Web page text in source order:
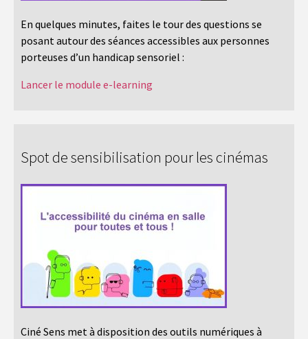
En quelques minutes, faites le tour des questions se
posant autour des séances accessibles aux personnes
porteuses d’un handicap sensoriel :
Lancer le module e-learning
Spot de sensibilisation pour les cinémas
Ciné Sens met à disposition des outils numériques à